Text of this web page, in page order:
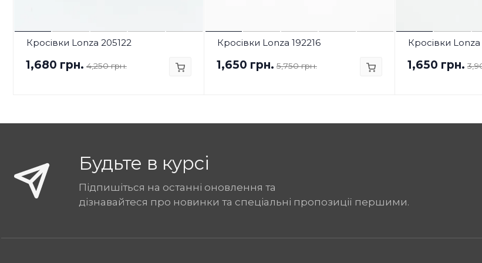
Кросівки Lonza 205122
1,680 грн. 4,250 грн.
Кросівки Lonza 192216
1,650 грн. 5,750 грн.
Кросівки
1,650 грн.
Будьте в курсі
Підпишіться на останні оновлення та
дізнавайтеся про новинки та спеціальні пропозиції першими.